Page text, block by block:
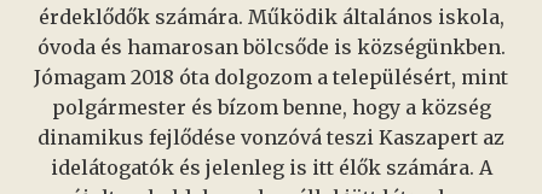
érdeklődők számára. Működik általános iskola,
óvoda és hamarosan bölcsőde is községünkben.
Jómagam 2018 óta dolgozom a településért, mint
polgármester és bízom benne, hogy a község
dinamikus fejlődése vonzóvá teszi Kaszapert az
idelátogatók és jelenleg is itt élők számára. A